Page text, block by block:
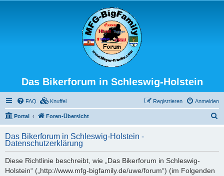
Das Bikerforum in Schleswig-Holstein
FAQ Knuffel Anmelden
Registrieren
Portal Foren-Übersicht
h
Das Bikerforum in Schleswig-Holstein -
Datenschutzerklärung
Diese Richtlinie beschreibt, wie „Das Bikerforum in Schleswig-
Holstein“ („http://www.mfg-bigfamily.de/uwe/forum“) (im Folgenden